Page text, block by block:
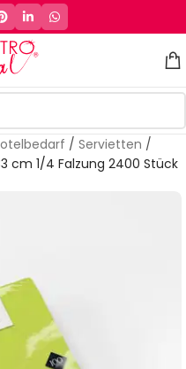
/ Servietten /
cm 1/4 Falzung 2400 Stück